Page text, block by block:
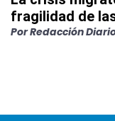
fragilidad de
PorRedacción